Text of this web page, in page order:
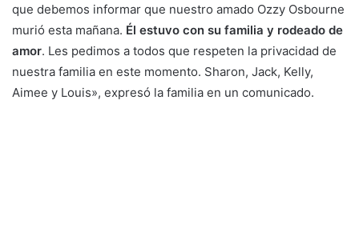
que debemos informar que nuestro amado Ozzy Osbourne
murió esta mañana. Él estuvo con su familia y rodeado de
amor. Les pedimos a todos que respeten la privacidad de
nuestra familia en este momento. Sharon, Jack, Kelly,
Aimee y Louis», expresó la familia en un comunicado.